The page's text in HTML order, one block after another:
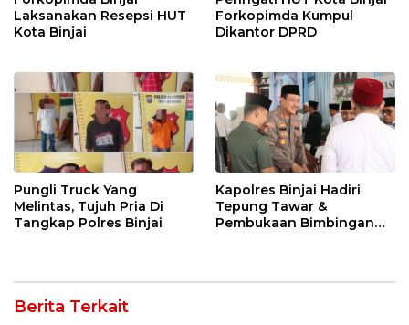
Laksanakan Resepsi HUT
Kota Binjai
Forkopimda Kumpul
Dikantor DPRD
Pungli Truck Yang
Melintas, Tujuh Pria Di
Tangkap Polres Binjai
Kapolres Binjai Hadiri
Tepung Tawar &
Pembukaan Bimbingan
Berita Terkait